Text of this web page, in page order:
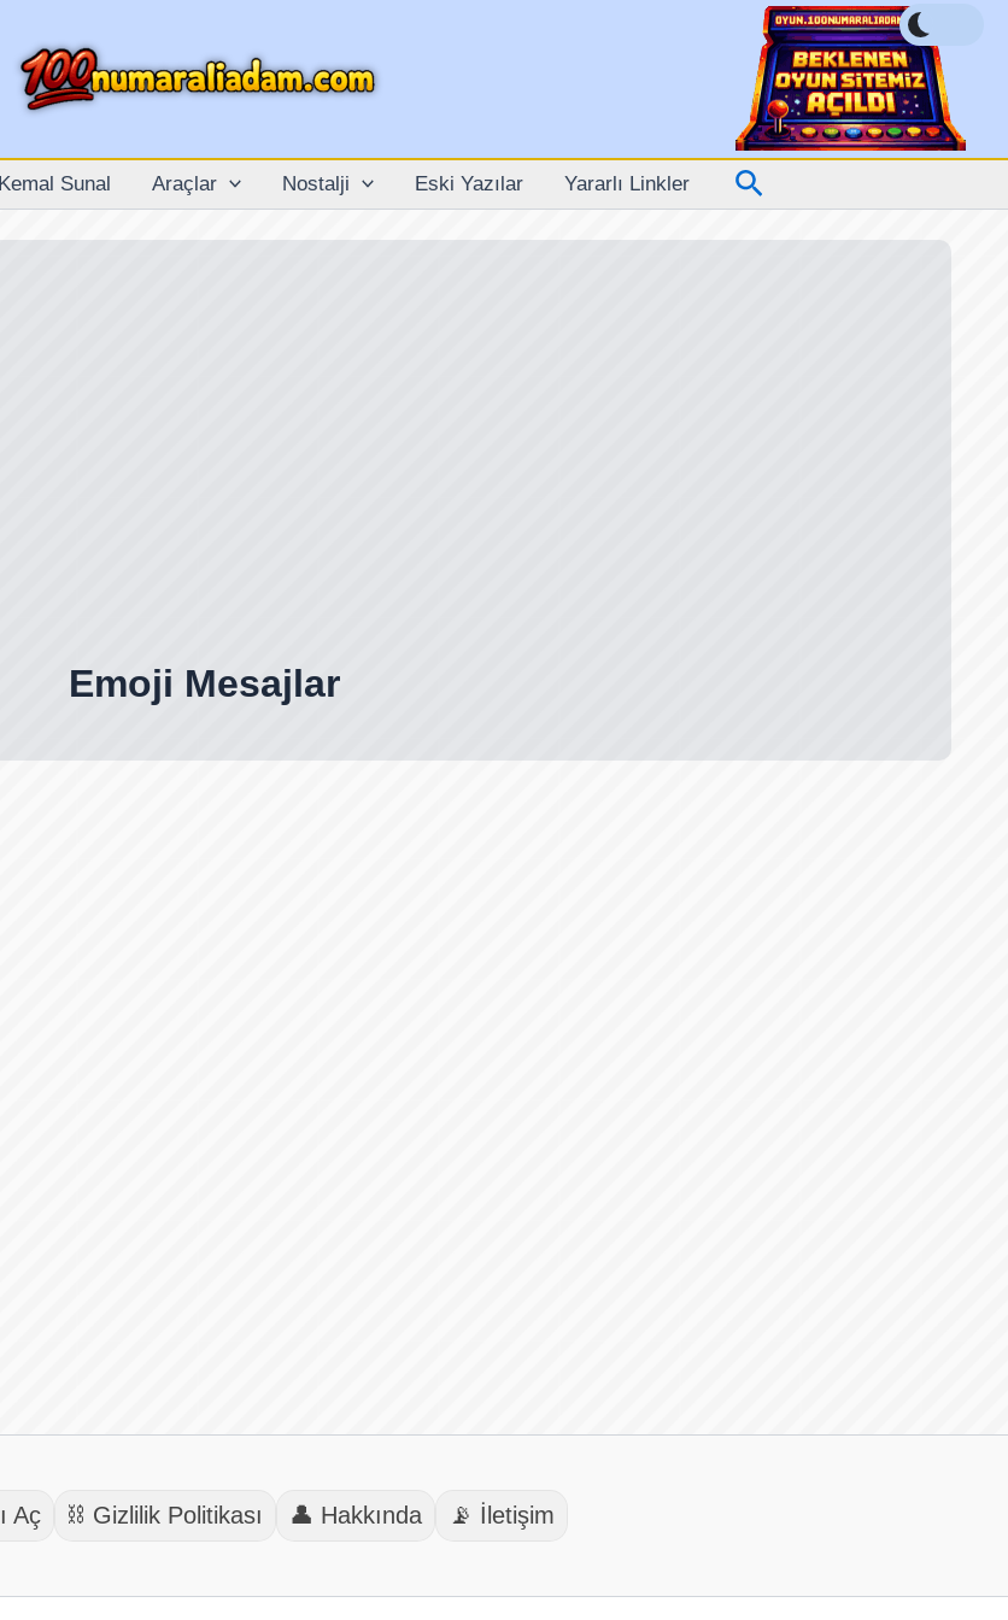
Kemal Sunal Araçlar Nostalji Eski Yazılar Yararlı Linkler Arama
Emoji Mesajlar
Aç ⛓️ Gizlilik Politikası 👤 Hakkında 📡 İletişim